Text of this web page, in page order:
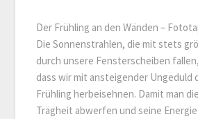
Der Frühling an den Wänden –
Die Sonnenstrahlen, die mit stets
durch unsere Fensterscheiben
dass wir mit ansteigender Ungeduld
Frühling herbeisehnen. Damit man
Trägheit abwerfen und seine